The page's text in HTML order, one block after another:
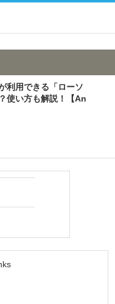
利用できる「ローソ
使い方も解説！【An